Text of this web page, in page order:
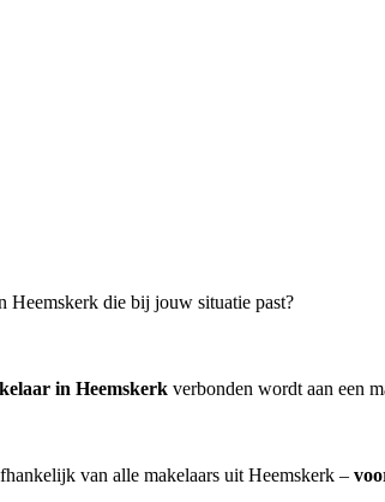
Heemskerk die bij jouw situatie past?
in Heemskerk verbonden wordt aan een
van alle makelaars uit Heemskerk –